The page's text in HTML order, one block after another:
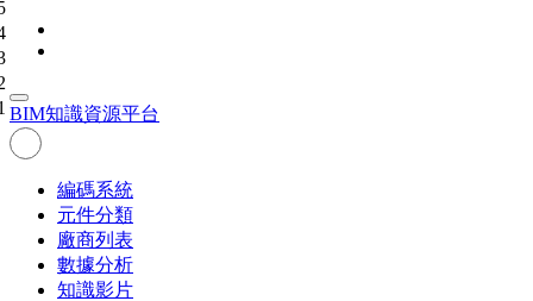
BIM知識資源平台
編碼系統
元件分類
廠商列表
數據分析
知識影片